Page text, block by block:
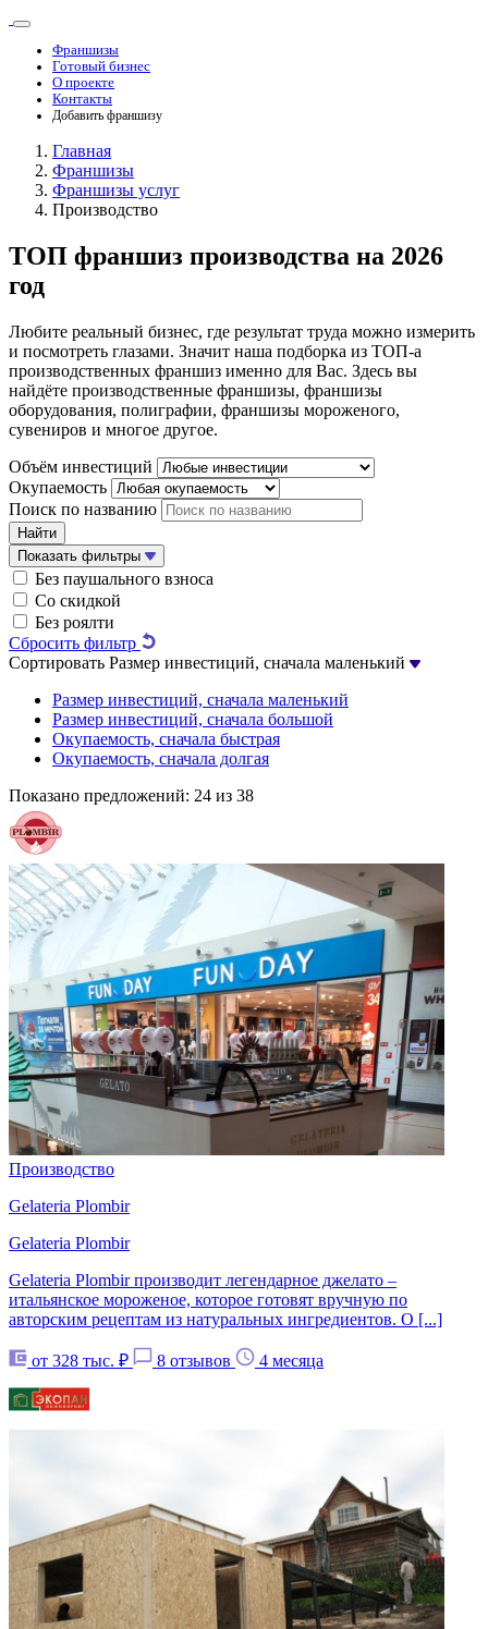
Франшизы
Готовый бизнес
О проекте
Контакты
Добавить франшизу
Главная
Франшизы
Франшизы услуг
Производство
ТОП франшиз производства на 2026
год
Любите реальный бизнес, где результат труда можно измерить
и посмотреть глазами. Значит наша подборка из ТОП-а
производственных франшиз именно для Вас. Здесь вы
найдёте производственные франшизы, франшизы
оборудования, полиграфии, франшизы мороженого,
сувениров и многое другое.
Объём инвестиций
Окупаемость
Поиск по названию
Найти
Показать фильтры
Без паушального взноса
Со скидкой
Без роялти
Сбросить фильтр
Сортировать Размер инвестиций, сначала маленький
Размер инвестиций, сначала маленький
Размер инвестиций, сначала большой
Окупаемость, сначала быстрая
Окупаемость, сначала долгая
Показано предложений: 24 из 38
Производство
Gelateria Plombir
Gelateria Plombir
Gelateria Plombir производит легендарное джелато –
итальянское мороженое, которое готовят вручную по
авторским рецептам из натуральных ингредиентов. О [...]
от 328 тыс. ₽ 8 отзывов 4 месяца